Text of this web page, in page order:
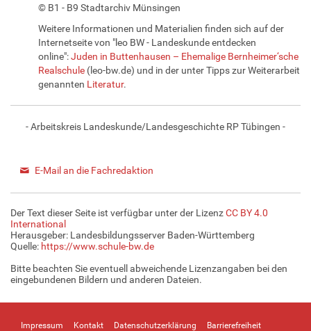
© B1 - B9 Stadtarchiv Münsingen
Weitere Informationen und Materialien finden sich auf der
Internetseite von "leo BW - Landeskunde entdecken
online":Juden in Buttenhausen – Ehemalige Bernheimer‘sche
Realschule (leo-bw.de) und in der unter Tipps zur Weiterarbeit
genannten Literatur.
- Arbeitskreis Landeskunde/Landesgeschichte RP Tübingen -
E-Mail an die Fachredaktion
Der Text dieser Seite ist verfügbar unter der LizenzCC BY 4.0
International
Herausgeber: Landesbildungsserver Baden-Württemberg
Quelle: https://www.schule-bw.de
Bitte beachten Sie eventuell abweichende Lizenzangaben bei den
eingebundenen Bildern und anderen Dateien.
Impressum Kontakt Datenschutzerklärung Barrierefreiheit